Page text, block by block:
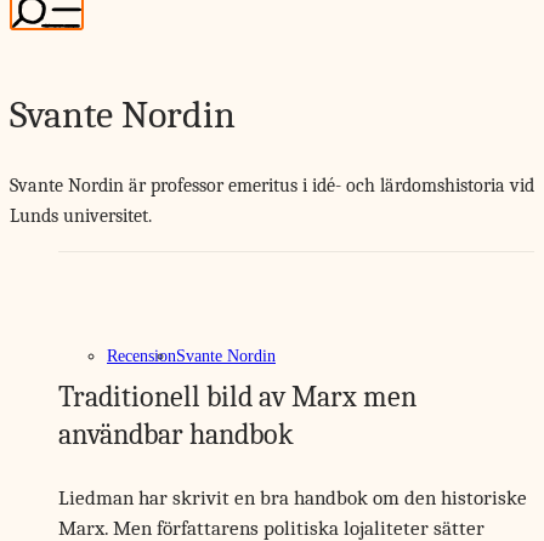
Svante Nordin
Svante Nordin är professor emeritus i idé- och lärdomshistoria vid
Lunds universitet.
RecensionSvante Nordin
Traditionell bild av Marx men
användbar handbok
Liedman har skrivit en bra handbok om den historiske
Marx. Men författarens politiska lojaliteter sätter